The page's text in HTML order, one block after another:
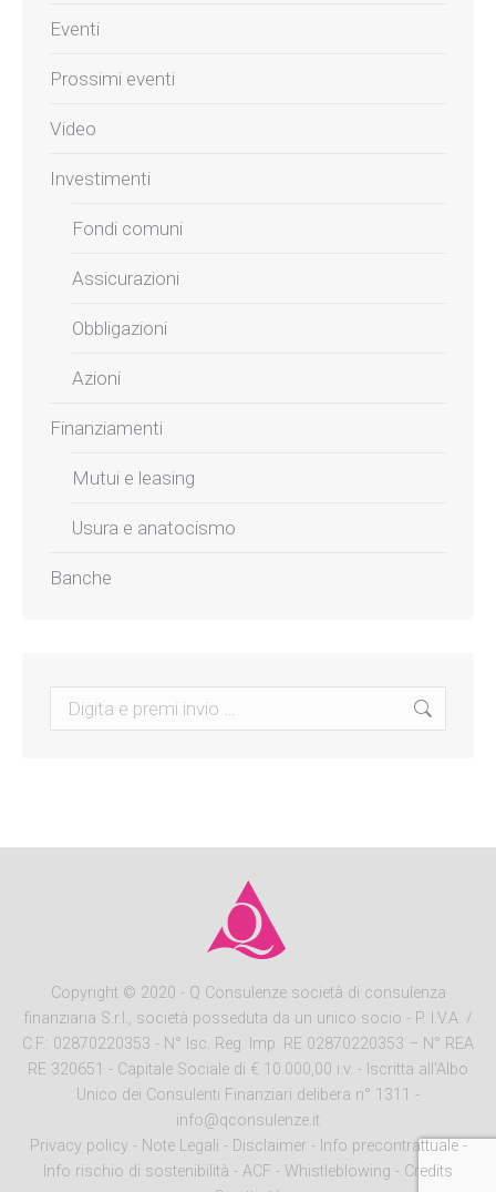
Eventi
Prossimi eventi
Video
Investimenti
Fondi comuni
Assicurazioni
Obbligazioni
Azioni
Finanziamenti
Mutui e leasing
Usura e anatocismo
Banche
Search:
Copyright© 2020 - Q Consulenze società di consulenza
finanziaria S.r.l., società posseduta da un unico socio - P. I.V.A. /
C.F.: 02870220353 - N° Isc. Reg. Imp. RE 02870220353 – N° REA
RE 320651 - Capitale Sociale di € 10.000,00 i.v. - Iscritta all'Albo
Unico dei Consulenti Finanziari delibera n° 1311 -
info@qconsulenze.it
Privacy policy - Note Legali - Disclaimer- Info precontrattuale -
Info rischio di sostenibilità - ACF - Whistleblowing - Credits